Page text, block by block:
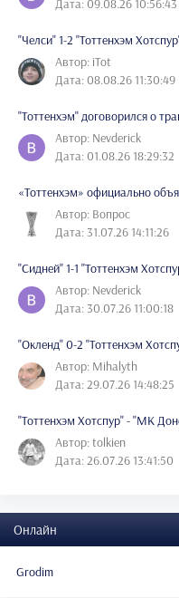
Дата: 09.08.26 10:56:43
"Челси" 1-2 "Тоттенхэм
Автор: iTot
Дата: 08.08.26 11:30:49
"Тоттенхэм" договорился о
Автор: Nevderick
Дата: 01.08.26 18:29:32
«Тоттенхэм» официально
Автор: Вопрос
Дата: 31.07.26 14:11:26
"Сидней" 1-1 "Тоттенхэм
Автор: Nevderick
Дата: 30.07.26 11:00:18
"Окленд" 0-2 "Тоттенхэм
Автор: Mihalyth
Дата: 29.07.26 14:48:25
"Тоттенхэм Хотспур" - "МК
Автор: tolkien
Дата: 26.07.26 13:41:50
Онлайн
Grodim